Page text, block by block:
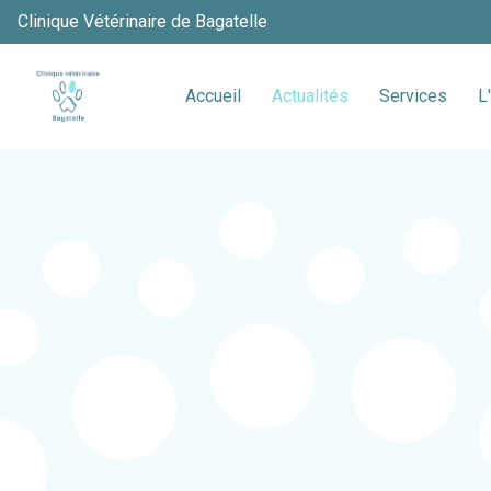
Clinique Vétérinaire de Bagatelle
Accueil Actualités Services